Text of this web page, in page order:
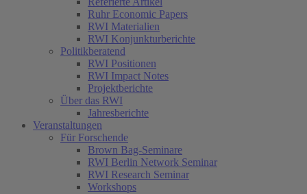
Ruhr Economic Papers
RWI Materialien
RWI Konjunkturberichte
Politikberatend
RWI Positionen
RWI Impact Notes
Projektberichte
Über das RWI
Jahresberichte
Veranstaltungen
Für Forschende
Brown Bag-Seminare
RWI Berlin Network Seminar
RWI Research Seminar
Workshops